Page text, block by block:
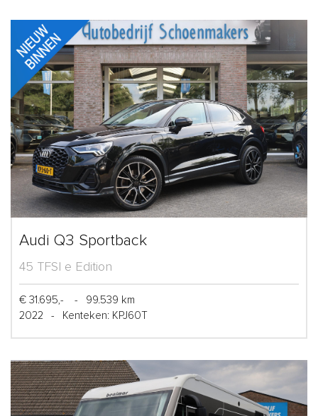
Audi Q3 Sportback
45 TFSI e Edition
€ 31.695,- -
99.539 km
2022
- Kenteken: KPJ60T